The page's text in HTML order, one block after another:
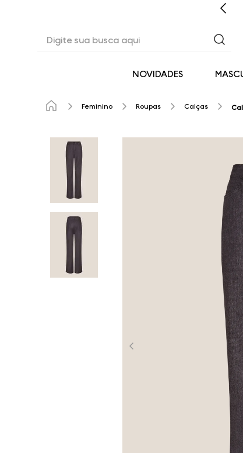
NOVIDADES
Feminino Roupas Calças